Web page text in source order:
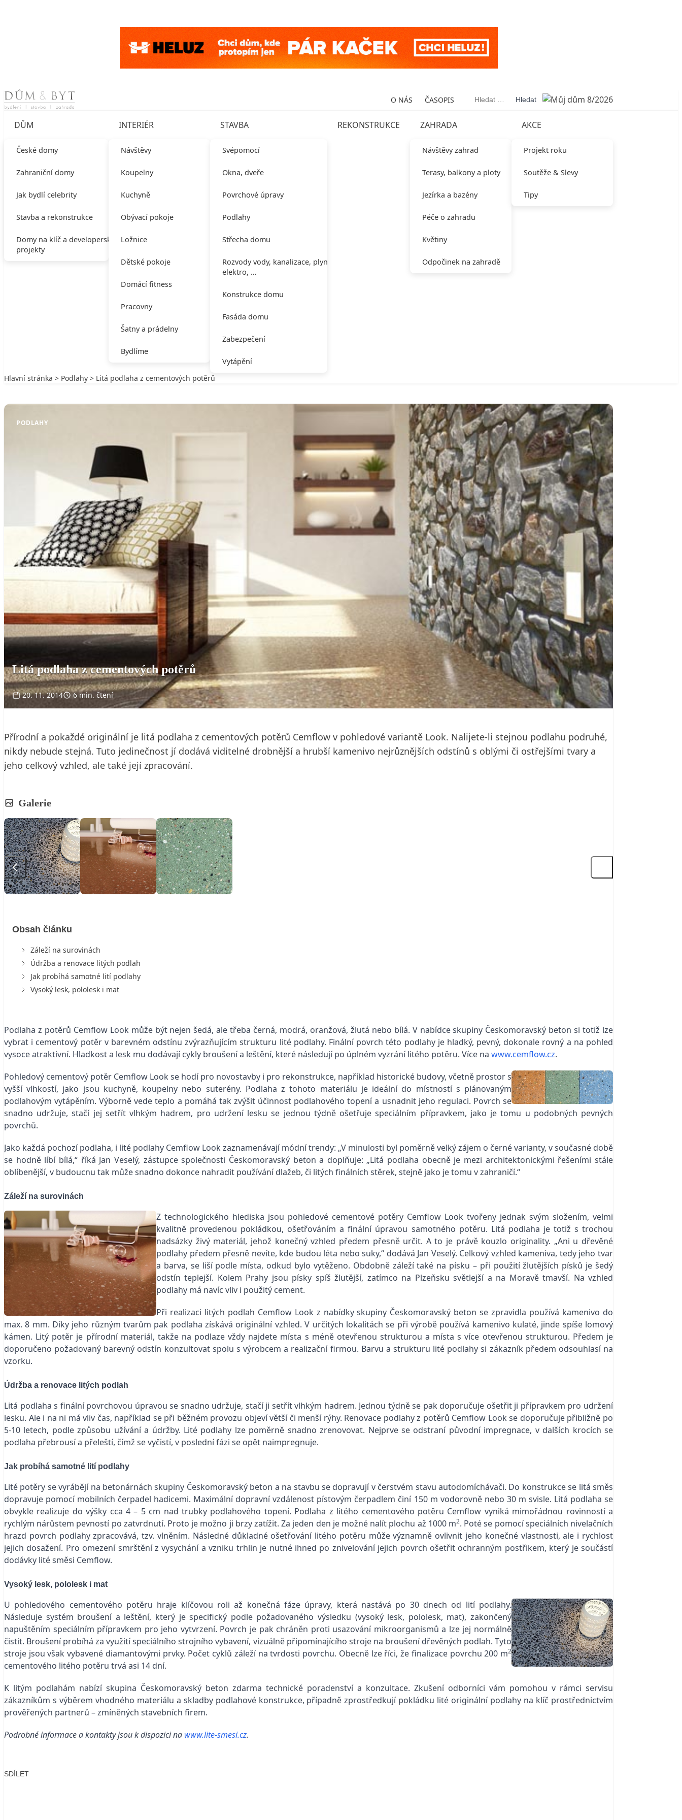
Skip to content O NÁS ČASOPIS Vyhledávání
DŮM
České domy
Zahraniční domy
Jak bydlí celebrity
Stavba a rekonstrukce
Domy na klíč a developerské
projekty
INTERIÉR
Návštěvy
Koupelny
Kuchyně
Obývací pokoje
Ložnice
Dětské pokoje
Domácí fitness
Pracovny
Šatny a prádelny
Bydlíme
STAVBA
Svépomocí
Okna, dveře
Povrchové úpravy
Podlahy
Střecha domu
Rozvody vody, kanalizace, plynu,
elektro, …
Konstrukce domu
Fasáda domu
Zabezpečení
Vytápění
REKONSTRUKCE ZAHRADA
Návštěvy zahrad
Terasy, balkony a ploty
Jezírka a bazény
Péče o zahradu
Květiny
Odpočinek na zahradě
AKCE
Projekt roku
Soutěže & Slevy
Tipy
Hlavní stránka > Podlahy > Litá podlaha z cementových potěrů
PODLAHY
Litá podlaha z cementových potěrů
20. 11. 2014 6 min. čtení
Přírodní a pokaždé originální je litá podlaha z cementových potěrů Cemflow v pohledové variantě Look. Nalijete-li stejnou podlahu podruhé,
nikdy nebude stejná. Tuto jedinečnost jí dodává viditelné drobnější a hrubší kamenivo nejrůznějších odstínů s oblými či ostřejšími tvary a
jeho celkový vzhled, ale také její zpracování.
Galerie
Obsah článku
Záleží na surovinách
Údržba a renovace litých podlah
Jak probíhá samotné lití podlahy
Vysoký lesk, pololesk i mat
Podlaha z potěrů Cemflow Look může být nejen šedá, ale třeba černá, modrá, oranžová, žlutá nebo bílá. V nabídce skupiny Českomoravský beton si totiž lze
vybrat i cementový potěr v barevném odstínu zvýrazňujícím strukturu lité podlahy. Finální povrch této podlahy je hladký, pevný, dokonale rovný a na pohled
vysoce atraktivní. Hladkost a lesk mu dodávají cykly broušení a leštění, které následují po úplném vyzrání litého potěru. Více na www.cemflow.cz.
Pohledový cementový potěr Cemflow Look se hodí pro novostavby i pro rekonstrukce, například historické budovy, včetně prostor s
vyšší vlhkostí, jako jsou kuchyně, koupelny nebo suterény. Podlaha z tohoto materiálu je ideální do místností s plánovaným
podlahovým vytápěním. Výborně vede teplo a pomáhá tak zvýšit účinnost podlahového topení a usnadnit jeho regulaci. Povrch se
snadno udržuje, stačí jej setřít vlhkým hadrem, pro udržení lesku se jednou týdně ošetřuje speciálním přípravkem, jako je tomu u podobných pevných
povrchů.
Jako každá pochozí podlaha, i lité podlahy Cemflow Look zaznamenávají módní trendy: „V minulosti byl poměrně velký zájem o černé varianty, v současné době
se hodně líbí bílá,“ říká Jan Veselý, zástupce společnosti Českomoravský beton a doplňuje: „Litá podlaha obecně je mezi architektonickými řešeními stále
oblíbenější, v budoucnu tak může snadno dokonce nahradit používání dlažeb, či litých finálních stěrek, stejně jako je tomu v zahraničí.“
Záleží na surovinách
Z technologického hlediska jsou pohledové cementové potěry Cemflow Look tvořeny jednak svým složením, velmi
kvalitně provedenou pokládkou, ošetřováním a finální úpravou samotného potěru. Litá podlaha je totiž s trochou
nadsázky živý materiál, jehož konečný vzhled předem přesně určit. A to je právě kouzlo originality. „Ani u dřevěné
podlahy předem přesně nevíte, kde budou léta nebo suky,“ dodává Jan Veselý. Celkový vzhled kameniva, tedy jeho tvar
a barva, se liší podle místa, odkud bylo vytěženo. Obdobně záleží také na písku – při použití žlutějších písků je šedý
odstín teplejší. Kolem Prahy jsou písky spíš žlutější, zatímco na Plzeňsku světlejší a na Moravě tmavší. Na vzhled
podlahy má navíc vliv i použitý cement.
Při realizaci litých podlah Cemflow Look z nabídky skupiny Českomoravský beton se zpravidla používá kamenivo do
max. 8 mm. Díky jeho různým tvarům pak podlaha získává originální vzhled. V určitých lokalitách se při výrobě používá kamenivo kulaté, jinde spíše lomový
kámen. Litý potěr je přírodní materiál, takže na podlaze vždy najdete místa s méně otevřenou strukturou a místa s více otevřenou strukturou. Předem je
doporučeno požadovaný barevný odstín konzultovat spolu s výrobcem a realizační firmou. Barvu a strukturu lité podlahy si zákazník předem odsouhlasí na
vzorku.
Údržba a renovace litých podlah
Litá podlaha s finální povrchovou úpravou se snadno udržuje, stačí ji setřít vlhkým hadrem. Jednou týdně se pak doporučuje ošetřit ji přípravkem pro udržení
lesku. Ale i na ni má vliv čas, například se při běžném provozu objeví větší či menší rýhy. Renovace podlahy z potěrů Cemflow Look se doporučuje přibližně po
5-10 letech, podle způsobu užívání a údržby. Lité podlahy lze poměrně snadno zrenovovat. Nejprve se odstraní původní impregnace, v dalších krocích se
podlaha přebrousí a přeleští, čímž se vyčistí, v poslední fázi se opět naimpregnuje.
Jak probíhá samotné lití podlahy
Lité potěry se vyrábějí na betonárnách skupiny Českomoravský beton a na stavbu se dopravují v čerstvém stavu autodomíchávači. Do konstrukce se litá směs
dopravuje pomocí mobilních čerpadel hadicemi. Maximální dopravní vzdálenost pístovým čerpadlem činí 150 m vodorovně nebo 30 m svisle. Litá podlaha se
obvykle realizuje do výšky cca 4 – 5 cm nad trubky podlahového topení. Podlaha z litého cementového potěru Cemflow vyniká mimořádnou rovinností a
rychlým nárůstem pevností po zatvrdnutí. Proto je možno ji brzy zatížit. Za jeden den je možné nalít plochu až 1000 m2. Poté se pomocí speciálních nivelačních
hrazd povrch podlahy zpracovává, tzv. vlněním. Následné důkladné ošetřování litého potěru může významně ovlivnit jeho konečné vlastnosti, ale i rychlost
jejich dosažení. Pro omezení smrštění z vysychání a vzniku trhlin je nutné ihned po znivelování jejich povrch ošetřit ochranným postřikem, který je součástí
dodávky lité směsi Cemflow.
Vysoký lesk, pololesk i mat
U pohledového cementového potěru hraje klíčovou roli až konečná fáze úpravy, která nastává po 30 dnech od lití podlahy.
Následuje systém broušení a leštění, který je specifický podle požadovaného výsledku (vysoký lesk, pololesk, mat), zakončený
napuštěním speciálním přípravkem pro jeho vytvrzení. Povrch je pak chráněn proti usazování mikroorganismů a lze jej normálně
čistit. Broušení probíhá za využití speciálního strojního vybavení, vizuálně připomínajícího stroje na broušení dřevěných podlah. Tyto
stroje jsou však vybavené diamantovými prvky. Počet cyklů záleží na tvrdosti povrchu. Obecně lze říci, že finalizace povrchu 200 m2
cementového litého potěru trvá asi 14 dní.
K litým podlahám nabízí skupina Českomoravský beton zdarma technické poradenství a konzultace. Zkušení odborníci vám pomohou v rámci servisu
zákazníkům s výběrem vhodného materiálu a skladby podlahové konstrukce, případně zprostředkují pokládku lité originální podlahy na klíč prostřednictvím
prověřených partnerů – zmíněných stavebních firem.
Podrobné informace a kontakty jsou k dispozici na www.lite-smesi.cz.
SDÍLET